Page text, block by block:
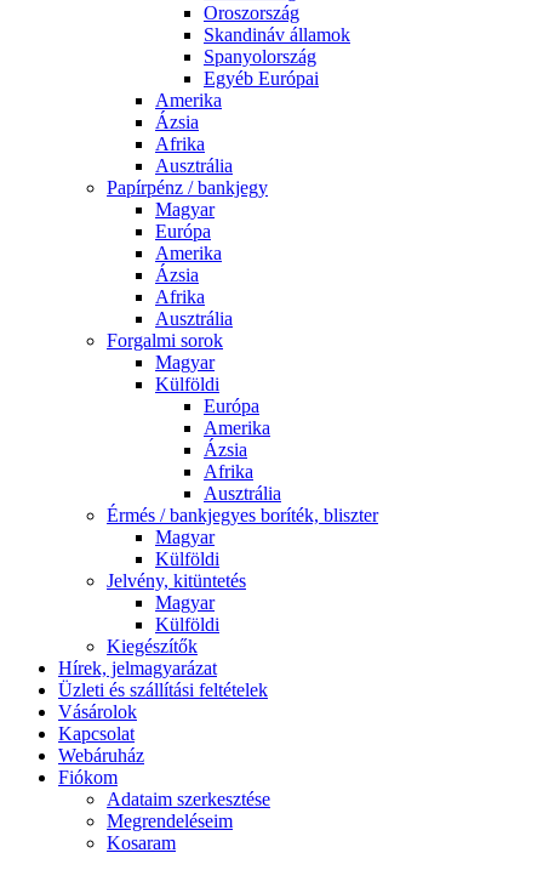
Oroszország
Skandináv államok
Spanyolország
Egyéb Európai
Amerika
Ázsia
Afrika
Ausztrália
Papírpénz / bankjegy
Magyar
Európa
Amerika
Ázsia
Afrika
Ausztrália
Forgalmi sorok
Magyar
Külföldi
Európa
Amerika
Ázsia
Afrika
Ausztrália
Érmés / bankjegyes boríték, bliszter
Magyar
Külföldi
Jelvény, kitüntetés
Magyar
Külföldi
Kiegészítők
Hírek, jelmagyarázat
Üzleti és szállítási feltételek
Vásárolok
Kapcsolat
Webáruház
Fiókom
Adataim szerkesztése
Megrendeléseim
Kosaram